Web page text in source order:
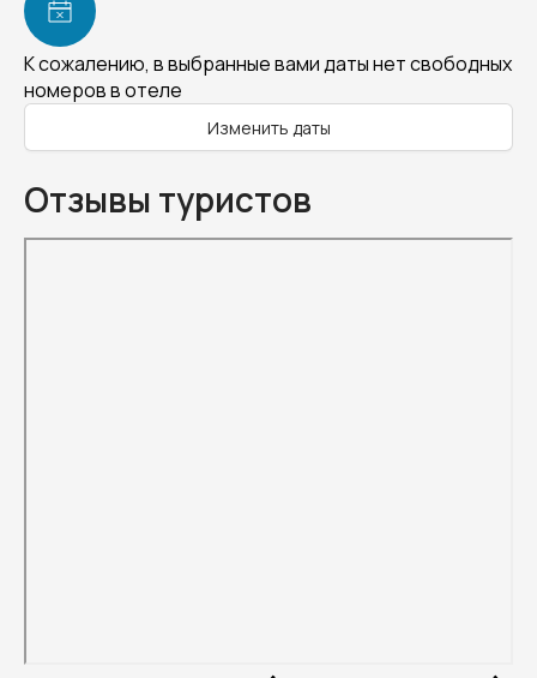
К сожалению, в выбранные вами даты нет свободных
номеров в отеле
Изменить даты
Отзывы туристов